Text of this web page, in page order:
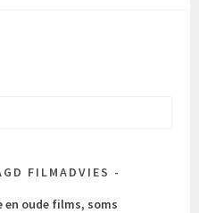
FILMADVIES
en oude films, soms